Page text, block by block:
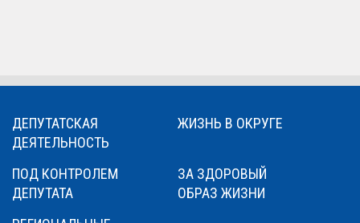
ДЕПУТАТСКАЯ
ДЕЯТЕЛЬНОСТЬ
ЖИЗНЬ В ОКРУГЕ
ПОД КОНТРОЛЕМ
ДЕПУТАТА
ЗА ЗДОРОВЫЙ
ОБРАЗ ЖИЗНИ